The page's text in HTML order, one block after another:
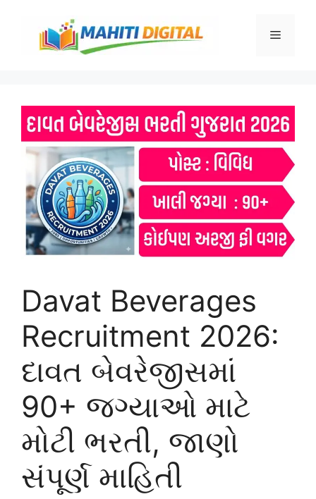
Menu
Davat Beverages
Recruitment 2026:
દાવત બેવરેજીસમાં
90+ જગ્યાઓ માટે
મોટી ભરતી, જાણો
સંપૂર્ણ માહિતી